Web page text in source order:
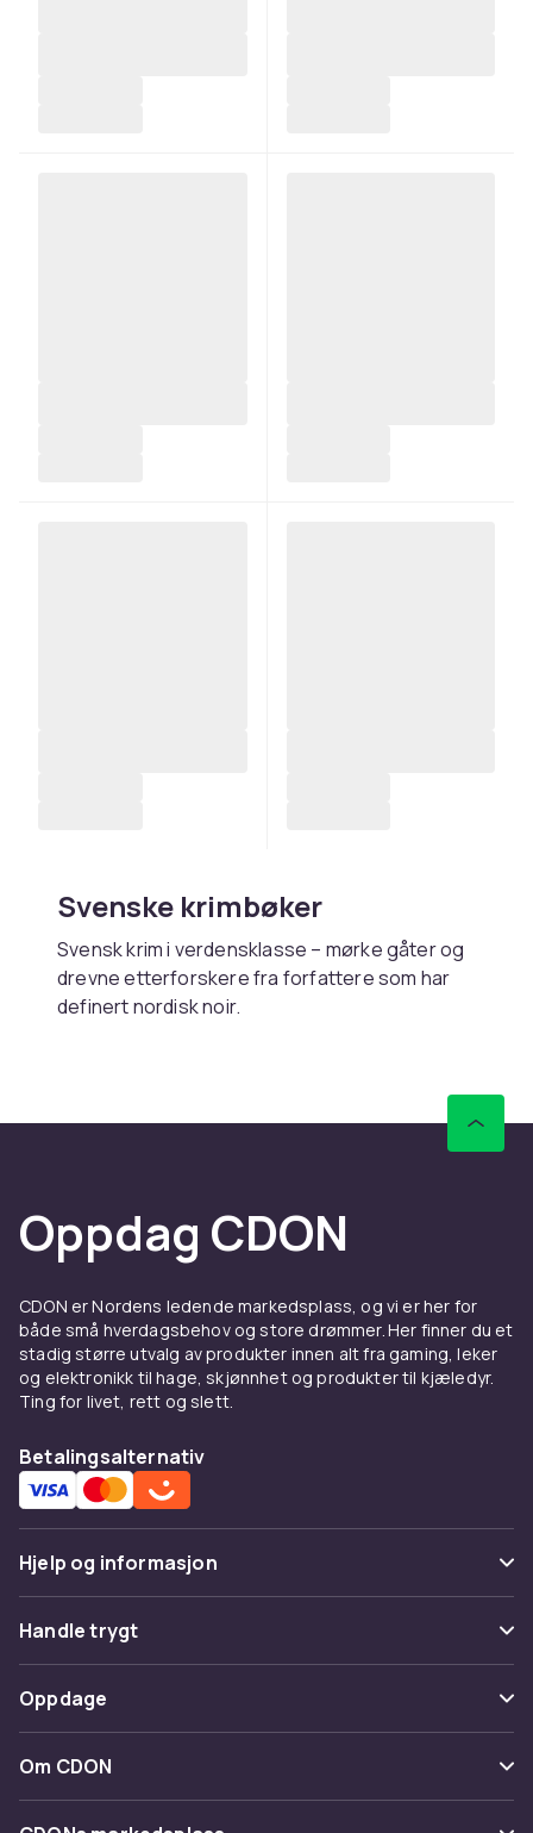
Svenske krimbøker
Svensk krim i verdensklasse – mørke gåter og
drevne etterforskere fra forfattere som har
definert nordisk noir.
Oppdag CDON
CDON er Nordens ledende markedsplass, og vi er her for
både små hverdagsbehov og store drømmer. Her finner du et
stadig større utvalg av produkter innen alt fra gaming, leker
og elektronikk til hage, skjønnhet og produkter til kjæledyr.
Ting for livet, rett og slett.
Betalingsalternativ
Hjelp og informasjon
Vanlige spørsmål
Spor pakke
Angre & returner her
Kontakt oss
Handle trygt
Betaling
Levering
Oppdage
Kategorier
Varemerker
Om CDON
Om oss